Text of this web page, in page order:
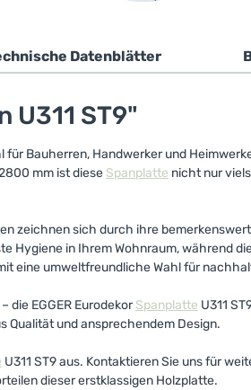
Datenblätter
U311 ST9"
für Bauherren, Handwerker und
mm ist diese Spanplatte nicht nur
zeichnen sich durch ihre
Hygiene in Ihrem Wohnraum, während
eine umweltfreundliche Wahl für
die EGGER EurodekorSpanplatte U311
Qualität und ansprechendem Design.
U311 ST9 aus. Kontaktieren Sie uns für
dieser erstklassigen Holzplatte.